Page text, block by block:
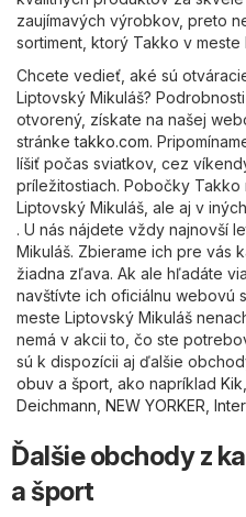
zaujímavých výrobkov, preto
sortiment, ktorý Takko v
Chcete vedieť, aké sú
Liptovský Mikuláš?
otvorený, získate na našej
stránketakko.com.
líšiť počas sviatkov, cez
príležitostiach. Pobočky Takko
Liptovský Mikuláš, ale aj v
. U nás nájdete vždy najnovší
Mikuláš. Zbierame ich pre vás
žiadna zľava. Ak ale hľadáte
navštívte ich oficiálnu webovú
meste Liptovský Mikuláš
nemá v akcii to, čo ste
sú k dispozícii aj ďalšie
obuv a šport , ako napríklad Kik
Deichmann NEW YORKER
Ďalšie obchody z
a šport